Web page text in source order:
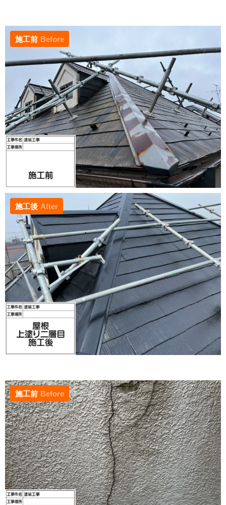
施工前 Before
施工後 After
施工前 Before